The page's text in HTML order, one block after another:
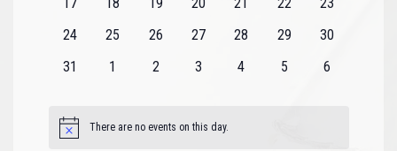
17 18 19 20 21 22
23
0
24
0
25
0
26
0
27
0
28
0
29
0
30
0
31
0
1
0
2
0
3
0
4
0
5
0
6
Notice There are no events on this day.